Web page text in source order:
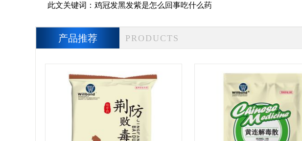
此文关键词： 鸡冠发黑发紫是怎么回事吃什么药
产品推荐 PRODUCTS